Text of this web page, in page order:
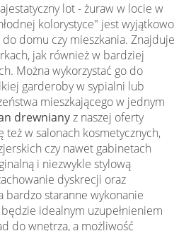
lot - żuraw w locie w
kolorystyce" jest wyjątkowo
domu czy mieszkania. Znajduje
jak również w bardziej
Można wykorzystać go do
garderoby w sypialni lub
mieszkającego w jednym
drewnianyz naszej oferty
też w salonach kosmetycznych,
czy nawet gabinetach
i niezwykle stylową
dyskrecji oraz
bardzo staranne wykonanie
będzie idealnym uzupełnieniem
do wnętrza, a możliwość